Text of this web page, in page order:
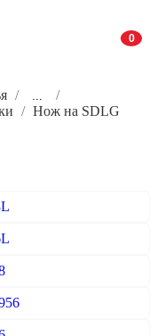
0
...
Нож на SDLG